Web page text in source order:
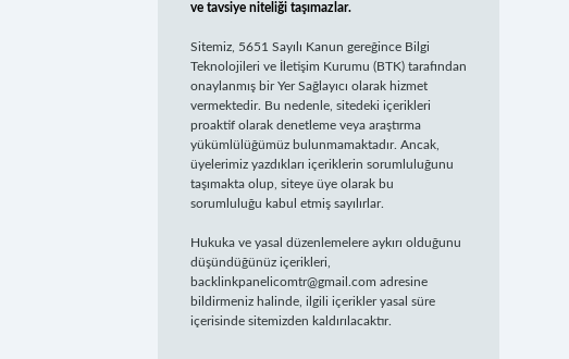
ve tavsiye niteliği taşımazlar.
Sitemiz, 5651 Sayılı Kanun gereğince Bilgi
Teknolojileri ve İletişim Kurumu (BTK) tarafından
onaylanmış bir Yer Sağlayıcı olarak hizmet
vermektedir. Bu nedenle, sitedeki içerikleri
proaktif olarak denetleme veya araştırma
yükümlülüğümüz bulunmamaktadır. Ancak,
üyelerimiz yazdıkları içeriklerin sorumluluğunu
taşımakta olup, siteye üye olarak bu
sorumluluğu kabul etmiş sayılırlar.
Hukuka ve yasal düzenlemelere aykırı olduğunu
düşündüğünüz içerikleri,
backlinkpanelicomtr@gmail.com adresine
bildirmeniz halinde, ilgili içerikler yasal süre
içerisinde sitemizden kaldırılacaktır.